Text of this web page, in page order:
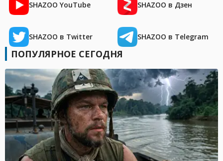
SHAZOO YouTube SHAZOO в Дзен
SHAZOO в Twitter SHAZOO в Telegram
ПОПУЛЯРНОЕ СЕГОДНЯ